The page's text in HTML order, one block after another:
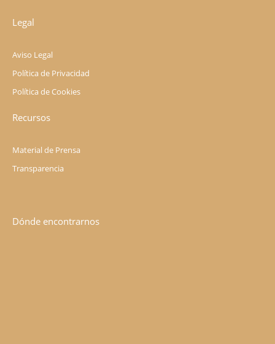
Legal
Aviso Legal
Política de Privacidad
Política de Cookies
Recursos
Material de Prensa
Transparencia
Dónde encontrarnos